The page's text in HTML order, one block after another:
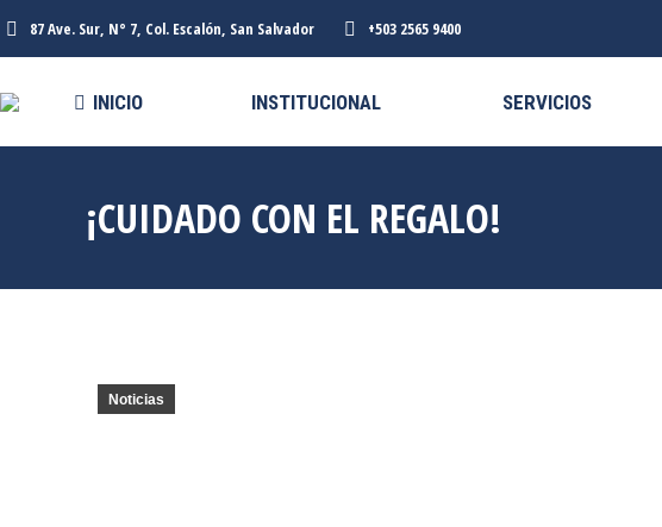
87 Ave. Sur, N° 7, Col. Escalón, San Salvador +503 2565 9400
INICIO INSTITUCIONAL SERVICIOS
¡CUIDADO CON EL REGALO!
Noticias